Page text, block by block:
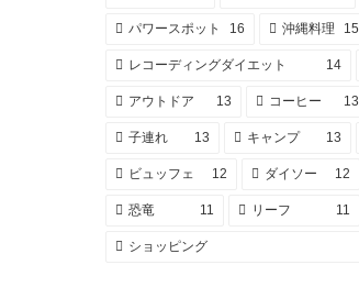
パワースポット 16 沖縄料理 15
レコーディングダイエット 14
アウトドア 13 コーヒー 13
子連れ 13 キャンプ 13
ビュッフェ 12 ダイソー 12
恐竜 11 リーフ 11
ショッピング